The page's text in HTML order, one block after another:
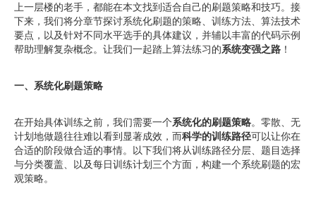
上一层楼的老手，都能在本文找到适合自己的刷题策略和技巧。接
下来，我们将分章节探讨系统化刷题的策略、训练方法、算法技术
要点，以及针对不同水平选手的具体建议，并辅以丰富的代码示例
帮助理解复杂概念。让我们一起踏上算法练习的系统变强之路 ！
一、系统化刷题策略
在开始具体训练之前，我们需要一个系统化的刷题策略。零散、无
计划地做题往往难以看到显著成效，而科学的训练路径可以让你在
合适的阶段做合适的事情。以下我们将从训练路径分层、题目选择
与分类覆盖、以及每日训练计划三个方面，构建一个系统刷题的宏
观策略。